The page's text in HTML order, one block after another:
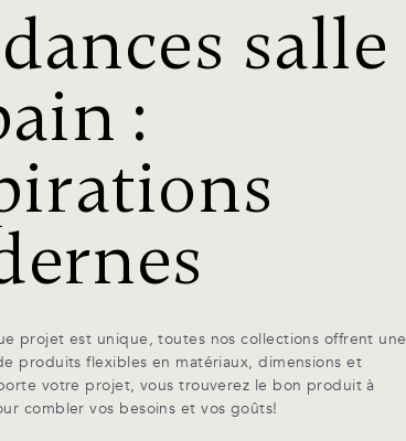
salle
:
projet est unique, toutes nos collections offrent une
produits flexibles en matériaux, dimensions et
votre projet, vous trouverez le bon produit à
combler vos besoins et vos goûts!